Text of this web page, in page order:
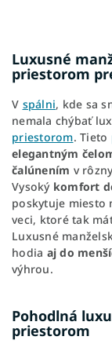
Luxusné
priestorom
V spálni, kde sa
nemala chýbať
priestorom. Tieto
elegantným
čalúnením v
Vysoký komfort
poskytuje miesto
veci, ktoré tak
Luxusné
hodia aj do
výhrou.
Pohodlná
priestorom